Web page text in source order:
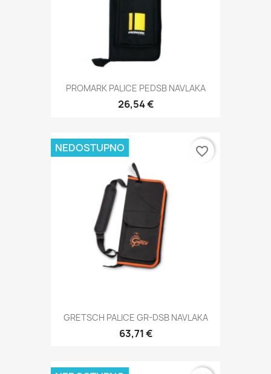
PROMARK PALICE PEDSB NAVLAKA
26,54 €
GRETSCH PALICE GR-DSB NAVLAKA
63,71 €
NEDOSTUPNO favorite_border